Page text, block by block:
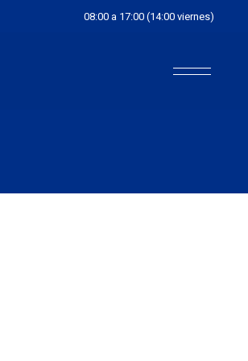
08:00 a 17:00 (14:00 viernes)